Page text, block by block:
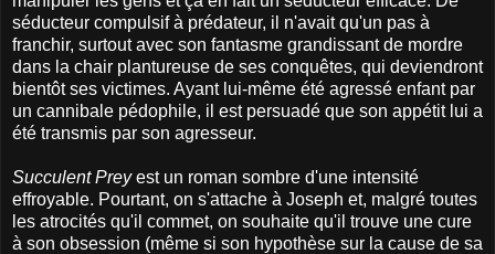
séducteur compulsif à prédateur, il n'avait qu'un pas à
franchir, surtout avec son fantasme grandissant de mordre
dans la chair plantureuse de ses conquêtes, qui deviendront
bientôt ses victimes. Ayant lui-même été agressé enfant par
un cannibale pédophile, il est persuadé que son appétit lui a
été transmis par son agresseur.
Succulent Preyest un roman sombre d'une intensité
effroyable. Pourtant, on s'attache à Joseph et, malgré toutes
les atrocités qu'il commet, on souhaite qu'il trouve une cure
à son obsession (même si son hypothèse sur la cause de sa